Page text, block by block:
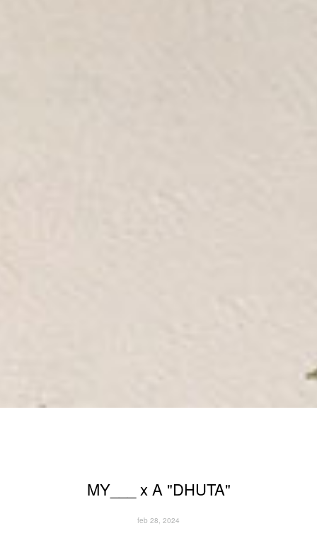
MY___ x A "DHUTA"
feb 28, 2024